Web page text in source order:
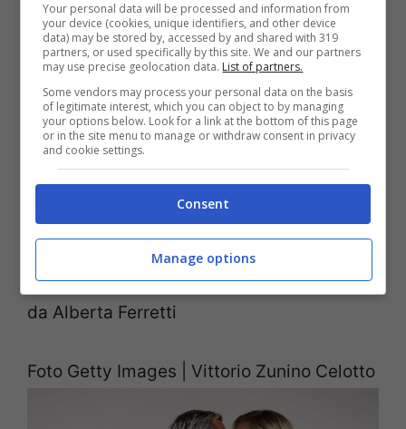
2011 in Cannes, France. (Photo by Andreas
Rentz/Getty Images)
Chiara Ferragni al Cannes Film
Festival nel 2011
Ma non era la prima volta che calpestava il
red carpet della rinomata rassegna
cinematografica: eccola qui nel 2011 con
un abito rosa antico firmato, ovviamente,
da Alberta Ferretti
Foto Getty Images | Vittorio Zunino Celotto
Your personal data will be processed and information from
your device (cookies, unique identifiers, and other device
data) may be stored by, accessed by and shared with 319
partners, or used specifically by this site. We and our partners
may use precise geolocation data. List of partners.
Some vendors may process your personal data on the basis
of legitimate interest, which you can object to by managing
your options below. Look for a link at the bottom of this page
or in the site menu to manage or withdraw consent in privacy
and cookie settings.
Consent
Manage options